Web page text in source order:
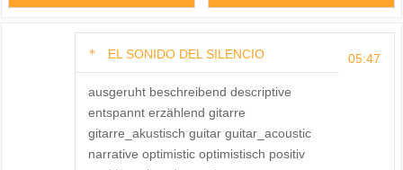
EL SONIDO DEL SILENCIO 05:47
ausgeruht beschreibend descriptive
entspannt erzählend gitarre
gitarre_akustisch guitar guitar_acoustic
narrative optimistic optimistisch positiv